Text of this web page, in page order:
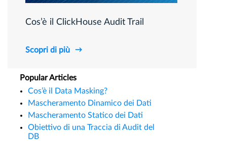
Cos’è il ClickHouse Audit Trail
Scopri di più
Popular Articles
Cos’è il Data Masking?
Mascheramento Dinamico dei Dati
Mascheramento Statico dei Dati
Obiettivo di una Traccia di Audit del
DB